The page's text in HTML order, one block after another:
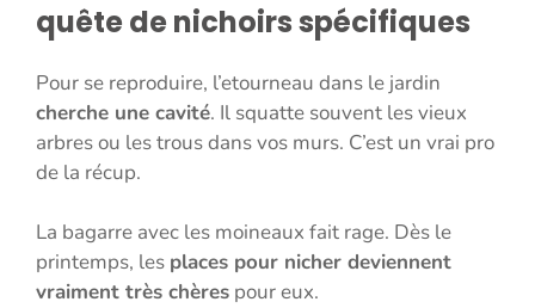
quête de nichoirs spécifiques
Pour se reproduire, l’etourneau dans le jardin
cherche une cavité. Il squatte souvent les vieux
arbres ou les trous dans vos murs. C’est un vrai pro
de la récup.
La bagarre avec les moineaux fait rage. Dès le
printemps, les places pour nicher deviennent
vraiment très chères pour eux.